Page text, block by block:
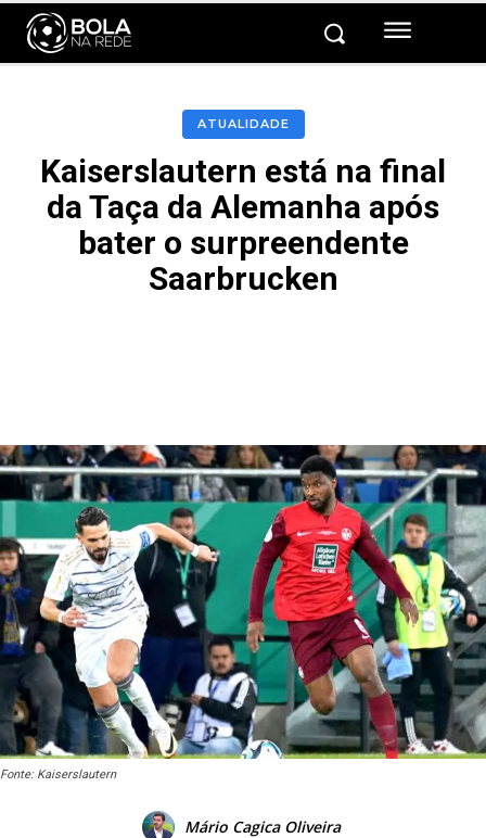
ATUALIDADE
Kaiserslautern está na final
da Taça da Alemanha após
bater o surpreendente
Saarbrucken
Fonte: Kaiserslautern
Mário Cagica Oliveira